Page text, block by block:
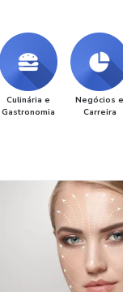
Culinária e
Gastronomia
Negócios e
Carreira